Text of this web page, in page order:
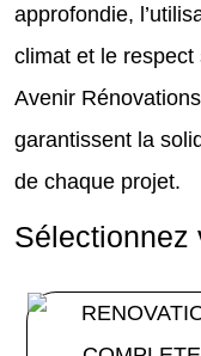
approfondie,
climat et le
Avenir
garantissent la
de chaque projet.
Sélectionnez